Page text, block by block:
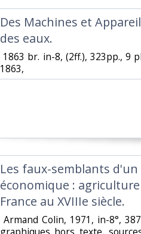
‎Des Machines et
des eaux.‎
1863 br. in-8, (2ff.), 323pp., 9
1863,‎
‎Les faux-semblants
économique :
France au XVIIIe siècle.‎
Armand Colin, 1971, in-8°,